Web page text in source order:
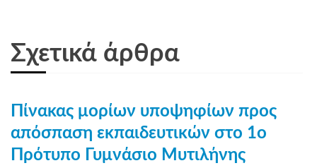
Σχετικά άρθρα
Πίνακας μορίων υποψηφίων προς
απόσπαση εκπαιδευτικών στο 1ο
Πρότυπο Γυμνάσιο Μυτιλήνης